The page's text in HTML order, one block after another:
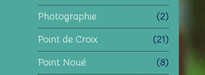
Photographie
(2)
Point de Croix
(21)
Point Noué
(8)